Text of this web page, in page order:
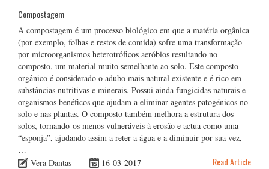
Compostagem
A compostagem é um processo biológico em que a matéria orgânica
(por exemplo, folhas e restos de comida) sofre uma transformação
por microorganismos heterotróficos aeróbios resultando no
composto, um material muito semelhante ao solo. Este composto
orgânico é considerado o adubo mais natural existente e é rico em
substâncias nutritivas e minerais. Possui ainda fungicidas naturais e
organismos benéficos que ajudam a eliminar agentes patogénicos no
solo e nas plantas. O composto também melhora a estrutura dos
solos, tornando-os menos vulneráveis à erosão e actua como uma
“esponja”, ajudando assim a reter a água e a diminuir por sua vez,
…
Vera Dantas
16-03-2017 Read Article